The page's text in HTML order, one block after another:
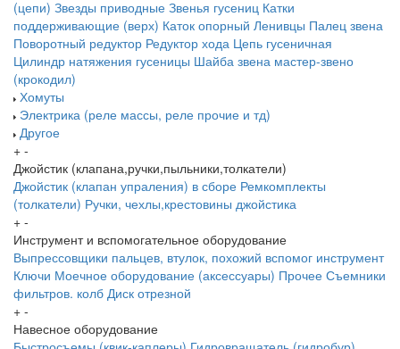
(цепи) Звезды приводные Звенья гусениц Катки
поддерживающие (верх) Каток опорный Ленивцы Палец звена
Поворотный редуктор Редуктор хода Цепь гусеничная
Цилиндр натяжения гусеницы Шайба звена мастер-звено
(крокодил)
Хомуты
Электрика (реле массы, реле прочие и тд)
Другое
+ -
Джойстик (клапана,ручки,пыльники,толкатели)
Джойстик (клапан упраления) в сборе Ремкомплекты
(толкатели) Ручки, чехлы,крестовины джойстика
+ -
Инструмент и вспомогательное оборудование
Выпрессовщики пальцев, втулок, похожий вспомог инструмент
Ключи Моечное оборудование (аксессуары) Прочее Съемники
фильтров. колб Диск отрезной
+ -
Навесное оборудование